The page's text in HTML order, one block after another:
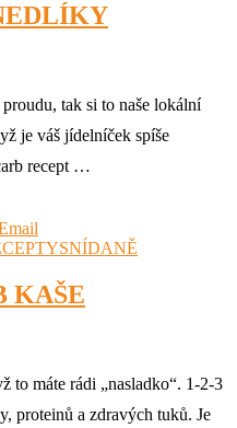
tak si to naše lokální
je váš jídelníček spíše
recept …
SNÍDANĚ
KAŠE
to máte rádi „nasladko“. 1-2-3
proteinů a zdravých tuků. Je